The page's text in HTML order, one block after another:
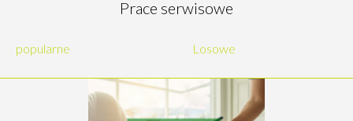
Prace serwisowe
popularne Losowe